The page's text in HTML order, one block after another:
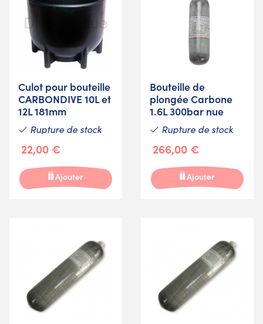
Culot pour bouteille
CARBONDIVE 10L et
12L 181mm
Rupture de stock
22,00 €
Ajouter
Bouteille de
plongée Carbone
1.6L 300bar nue
Rupture de stock
266,00 €
Ajouter